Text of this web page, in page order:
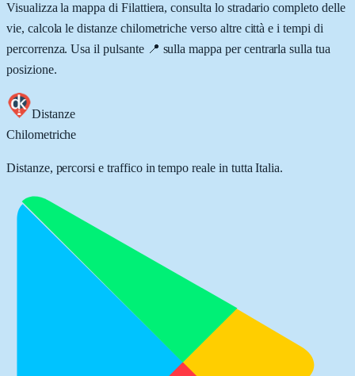
Visualizza la mappa di Filattiera, consulta lo stradario completo delle
vie, calcola le distanze chilometriche verso altre città e i tempi di
percorrenza. Usa il pulsante 📍 sulla mappa per centrarla sulla tua
posizione.
Distanze
Chilometriche
Distanze, percorsi e traffico in tempo reale in tutta Italia.